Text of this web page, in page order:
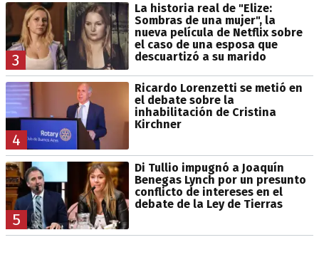
3
La historia real de "Elize:
Sombras de una mujer", la
nueva película de Netflix sobre
el caso de una esposa que
descuartizó a su marido
4
Ricardo Lorenzetti se metió en
el debate sobre la
inhabilitación de Cristina
Kirchner
5
Di Tullio impugnó a Joaquín
Benegas Lynch por un presunto
conflicto de intereses en el
debate de la Ley de Tierras